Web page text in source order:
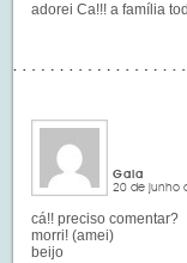
adorei Ca!!! a família
Gaia
20 de junho
cá!! preciso comentar?
morri! (amei)
beijo